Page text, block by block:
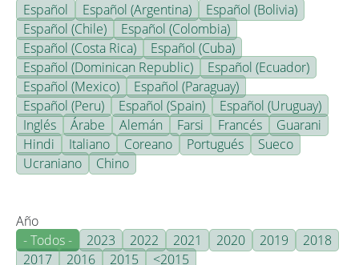
Español
Español (Argentina)
Español (Bolivia)
Español (Chile)
Español (Colombia)
Español (Costa Rica)
Español (Cuba)
Español (Dominican Republic)
Español (Ecuador)
Español (Mexico)
Español (Paraguay)
Español (Peru)
Español (Spain)
Español (Uruguay)
Inglés
Árabe Alemán Farsi Francés
Guarani
Hindi
Italiano Coreano Portugués
Sueco
Ucraniano
Chino
Año
- Todos -
2023 2022 2021 2020 2019
2018
2017
2016 2015 <2015